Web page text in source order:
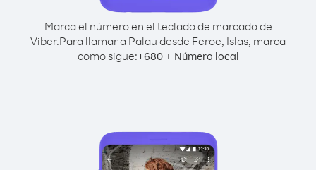
Marca el número en el teclado de marcado de
Viber.Para llamar a Palau desde Feroe, Islas, marca
como sigue:+680+ Número local